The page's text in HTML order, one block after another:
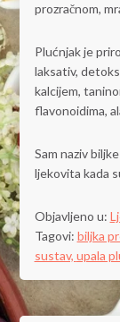
prozračnom,
Plućnjak je
laksativ,
kalcijem,
flavonoidima,
Sam naziv
ljekovita kada
Objavljeno u:
Tagovi: biljka
sustav, upala